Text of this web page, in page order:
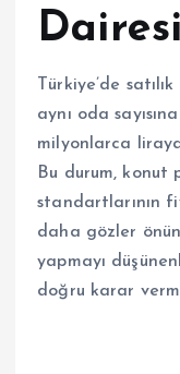
Dairesi
Türkiye’de
aynı oda
milyonlarca
Bu durum, konut
standartlarının
daha gözler
yapmayı
doğru karar